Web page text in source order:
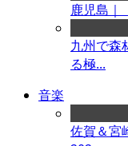
鹿児島｜
九州で森
る極...
音楽
佐賀＆宮